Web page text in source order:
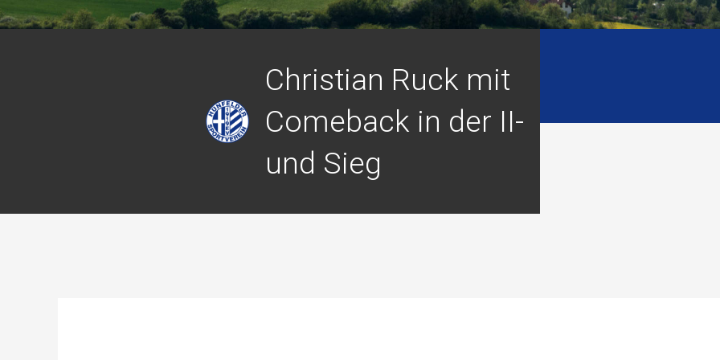
Christian Ruck mit
Comeback in der II-
und Sieg